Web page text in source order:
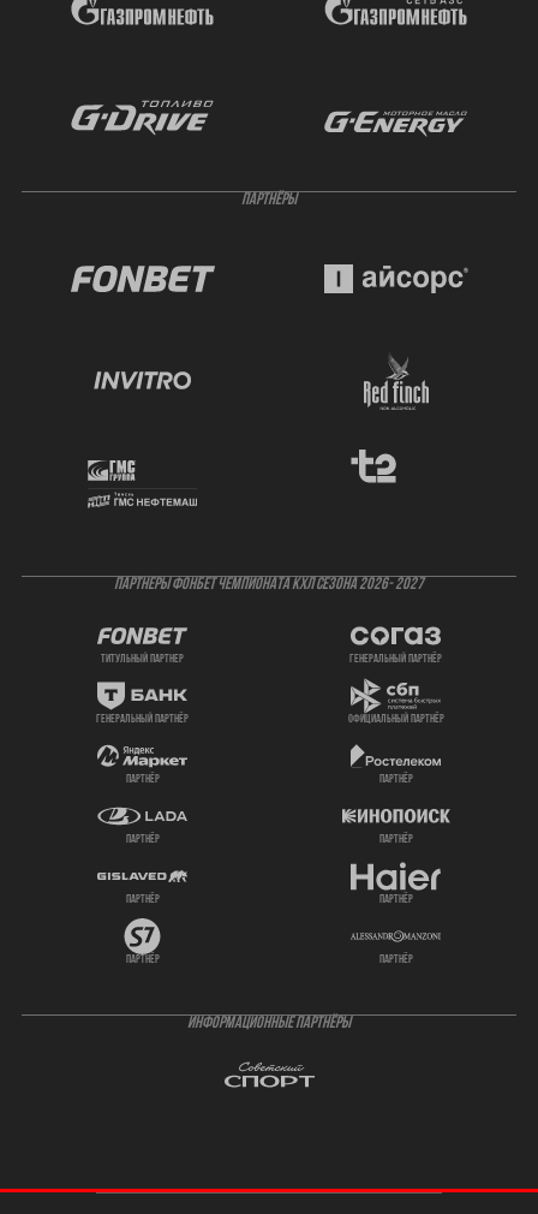
ПАРТНЁРЫ
ПАРТНЕРЫ ФОНБЕТ ЧЕМПИОНАТА КХЛ СЕЗОНА 2026- 2027
титульный партнер генеральный партнёр
генеральный партнёр официальный партнёр
партнёр партнёр
партнёр партнёр
партнёр партнёр
партнёр партнёр
ИНФОРМАЦИОННЫЕ ПАРТНЁРЫ